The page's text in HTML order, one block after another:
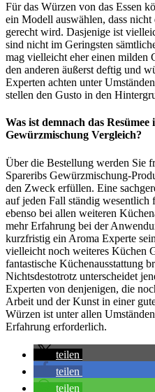
Für das Würzen von das Essen
ein Modell auswählen, dass
gerecht wird. Dasjenige ist
sind nicht im Geringsten
mag vielleicht eher einen milden
den anderen äußerst deftig und
Experten achten unter
stellen den Gusto in den
Was ist demnach das
Gewürzmischung Vergleich?
Über die Bestellung werden Sie
Spareribs Gewürzmischung-
den Zweck erfüllen. Eine
auf jeden Fall ständig wesentlich
ebenso bei allen weiteren
mehr Erfahrung bei der
kurzfristig ein Aroma Experte
vielleicht noch weiteres Küchen
fantastische Küchenausstattung
Nichtsdestotrotz unterscheidet
Experten von denjenigen, die
Arbeit und der Kunst in einer
Würzen ist unter allen
Erfahrung erforderlich.
teilen
teilen
teilen